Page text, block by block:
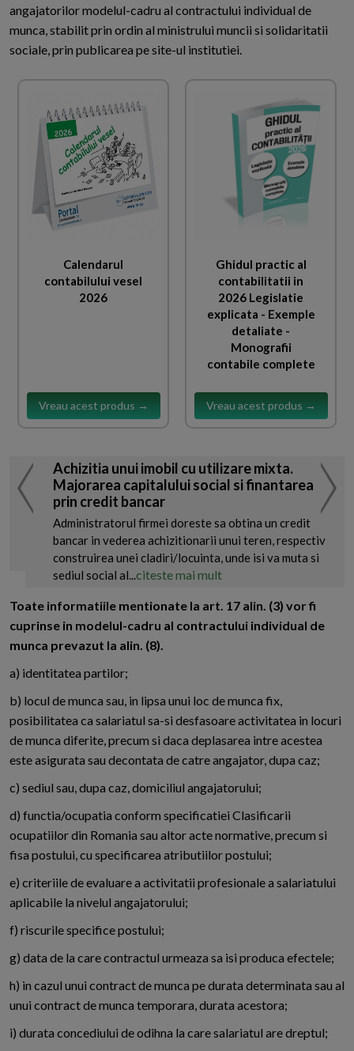
angajatorilor modelul-cadru al contractului individual de
munca, stabilit prin ordin al ministrului muncii si solidaritatii
sociale, prin publicarea pe site-ul institutiei.
Calendarul
contabilului vesel
2026
Vreau acest produs →
Ghidul practic al
contabilitatii in
2026 Legislatie
explicata - Exemple
detaliate -
Monografii
contabile complete
Vreau acest produs →
Achizitia unui imobil cu utilizare mixta.
Majorarea capitalului social si finantarea
prin credit bancar
Administratorul firmei doreste sa obtina un credit
bancar in vederea achizitionarii unui teren, respectiv
construirea unei cladiri/locuinta, unde isi va muta si
sediul social al...citeste mai mult
Toate informatiile mentionate la art. 17 alin. (3) vor fi
cuprinse in modelul-cadru al contractului individual de
munca prevazut la alin. (8).
a) identitatea partilor;
b) locul de munca sau, in lipsa unui loc de munca fix,
posibilitatea ca salariatul sa-si desfasoare activitatea in locuri
de munca diferite, precum si daca deplasarea intre acestea
este asigurata sau decontata de catre angajator, dupa caz;
c) sediul sau, dupa caz, domiciliul angajatorului;
d) functia/ocupatia conform specificatiei Clasificarii
ocupatiilor din Romania sau altor acte normative, precum si
fisa postului, cu specificarea atributiilor postului;
e) criteriile de evaluare a activitatii profesionale a salariatului
aplicabile la nivelul angajatorului;
f) riscurile specifice postului;
g) data de la care contractul urmeaza sa isi produca efectele;
h) in cazul unui contract de munca pe durata determinata sau al
unui contract de munca temporara, durata acestora;
i) durata concediului de odihna la care salariatul are dreptul;